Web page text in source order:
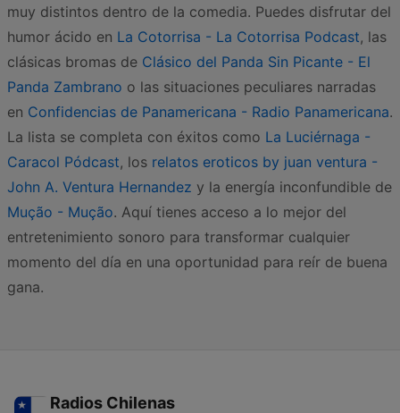
muy distintos dentro de la comedia. Puedes disfrutar del
humor ácido en La Cotorrisa - La Cotorrisa Podcast, las
clásicas bromas de Clásico del Panda Sin Picante - El
Panda Zambrano o las situaciones peculiares narradas
en Confidencias de Panamericana - Radio Panamericana.
La lista se completa con éxitos como La Luciérnaga -
Caracol Pódcast, los relatos eroticos by juan ventura -
John A. Ventura Hernandez y la energía inconfundible de
Mução - Mução. Aquí tienes acceso a lo mejor del
entretenimiento sonoro para transformar cualquier
momento del día en una oportunidad para reír de buena
gana.
Radios Chilenas